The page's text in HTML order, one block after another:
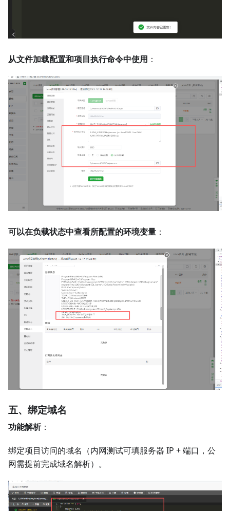
从文件加载配置和项目执行命令中使用 ：
可以在负载状态中查看所配置的环境变量 ：
五、绑定域名
功能解析：
绑定项目访问的域名（内网测试可填服务器 IP + 端口，公
网需提前完成域名解析）。